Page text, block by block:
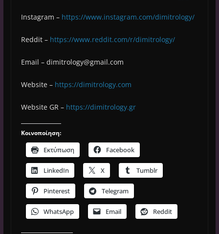
Instagram – https://www.instagram.com/dimitrology/
Reddit – https://www.reddit.com/r/dimitrology/
Email – dimitrology@gmail.com
Website – https://dimitrology.com
Website GR – https://dimitrology.gr
Κοινοποίηση:
Εκτύπωση Facebook
LinkedIn X Tumblr
Pinterest Telegram
WhatsApp Email Reddit